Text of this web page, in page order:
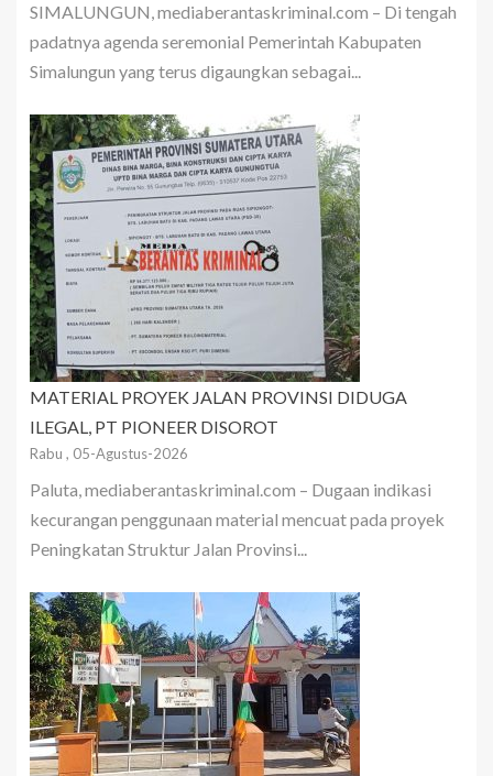
SIMALUNGUN, mediaberantaskriminal.com – Di tengah
padatnya agenda seremonial Pemerintah Kabupaten
Simalungun yang terus digaungkan sebagai...
MATERIAL PROYEK JALAN PROVINSI DIDUGA
ILEGAL, PT PIONEER DISOROT
Rabu , 05-Agustus-2026
Paluta, mediaberantaskriminal.com – Dugaan indikasi
kecurangan penggunaan material mencuat pada proyek
Peningkatan Struktur Jalan Provinsi...